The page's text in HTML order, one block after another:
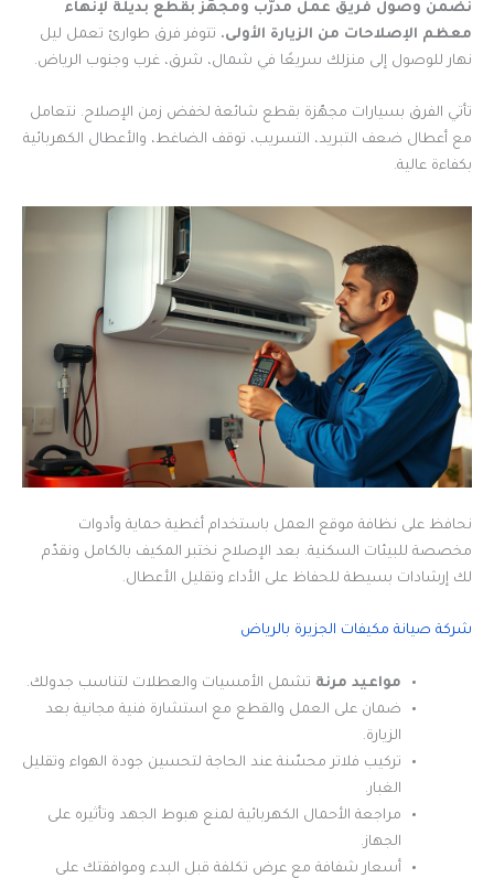
نضمن وصول فريق عمل مدرّب ومجهّز بقطع بديلة لإنهاء
معظم الإصلاحات من الزيارة الأولى. تتوفر فرق طوارئ تعمل ليل
نهار للوصول إلى منزلك سريعًا في شمال، شرق، غرب وجنوب الرياض.
تأتي الفرق بسيارات مجهّزة بقطع شائعة لخفض زمن الإصلاح. نتعامل
مع أعطال ضعف التبريد، التسريب، توقف الضاغط، والأعطال الكهربائية
بكفاءة عالية.
نحافظ على نظافة موقع العمل باستخدام أغطية حماية وأدوات
مخصصة للبيئات السكنية. بعد الإصلاح نختبر المكيف بالكامل ونقدّم
لك إرشادات بسيطة للحفاظ على الأداء وتقليل الأعطال.
شركة صيانة مكيفات الجزيرة بالرياض
مواعيد مرنة تشمل الأمسيات والعطلات لتناسب جدولك.
ضمان على العمل والقطع مع استشارة فنية مجانية بعد
الزيارة.
تركيب فلاتر محسّنة عند الحاجة لتحسين جودة الهواء وتقليل
الغبار.
مراجعة الأحمال الكهربائية لمنع هبوط الجهد وتأثيره على
الجهاز.
أسعار شفافة مع عرض تكلفة قبل البدء وموافقتك على